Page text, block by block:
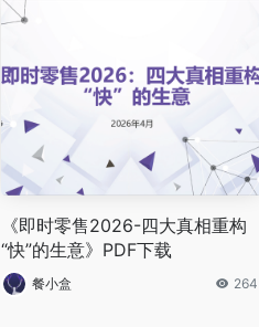
《即时零售2026-四大真相重构
“快”的生意》PDF下载
餐小盒 264